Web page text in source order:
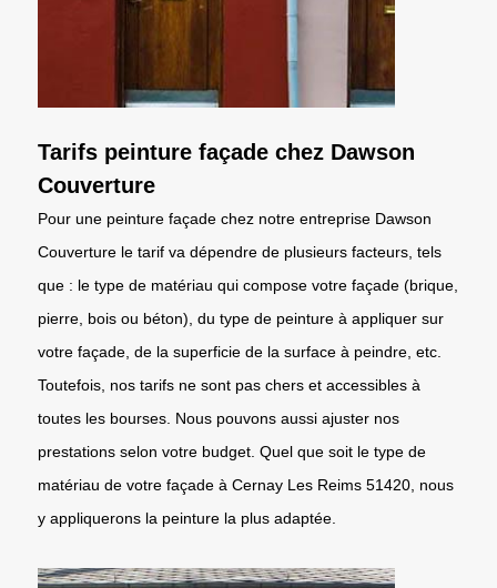
Tarifs peinture façade chez Dawson
Couverture
Pour une peinture façade chez notre entreprise Dawson
Couverture le tarif va dépendre de plusieurs facteurs, tels
que : le type de matériau qui compose votre façade (brique,
pierre, bois ou béton), du type de peinture à appliquer sur
votre façade, de la superficie de la surface à peindre, etc.
Toutefois, nos tarifs ne sont pas chers et accessibles à
toutes les bourses. Nous pouvons aussi ajuster nos
prestations selon votre budget. Quel que soit le type de
matériau de votre façade à Cernay Les Reims 51420, nous
y appliquerons la peinture la plus adaptée.